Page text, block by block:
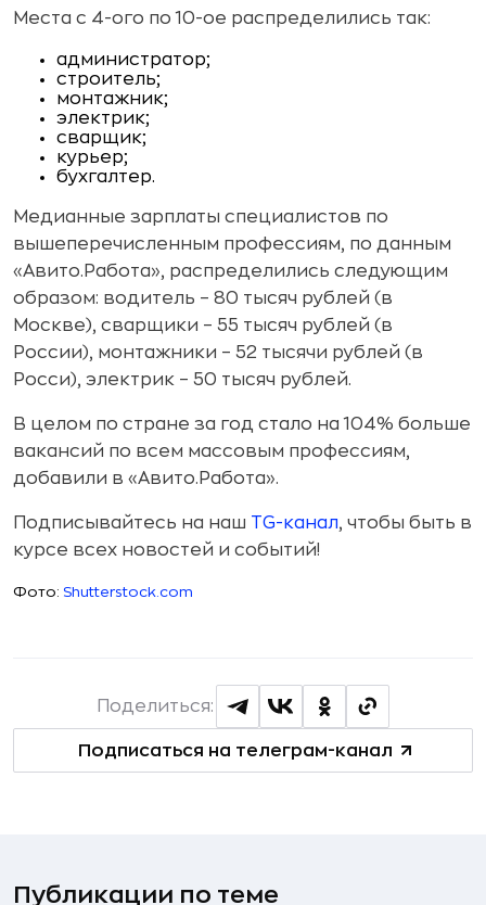
Места с 4-ого по 10-ое распределились так:
администратор;
строитель;
монтажник;
электрик;
сварщик;
курьер;
бухгалтер.
Медианные зарплаты специалистов по
вышеперечисленным профессиям, по данным
«Авито.Работа», распределились следующим
образом: водитель – 80 тысяч рублей (в
Москве), сварщики – 55 тысяч рублей (в
России), монтажники – 52 тысячи рублей (в
Росси), электрик – 50 тысяч рублей.
В целом по стране за год стало на 104% больше
вакансий по всем массовым профессиям,
добавили в «Авито.Работа».
Подписывайтесь на наш TG-канал, чтобы быть в
курсе всех новостей и событий!
Фото: Shutterstock.com
Подписаться на телеграм-канал
Поделиться:
Публикации по теме